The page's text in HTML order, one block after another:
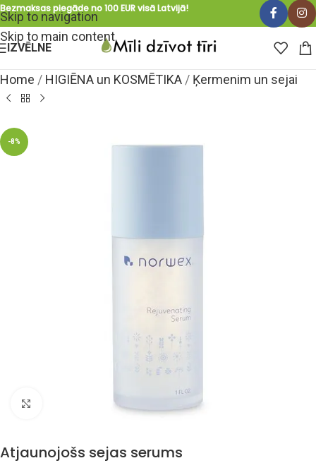
Skip to navigation
Skip to main content
Bezmaksas piegāde no 100 EUR visā Latvijā!
IZVĒLNE
Home / HIGIĒNA un KOSMĒTIKA / Ķermenim un sejai
-8%
Click to enlarge
Atjaunojošs sejas serums